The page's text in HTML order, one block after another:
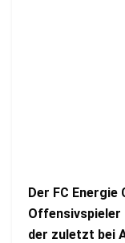
Der FC
Offensivspieler
der zuletzt bei